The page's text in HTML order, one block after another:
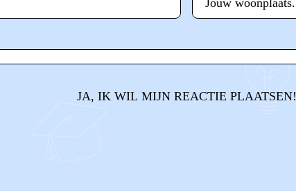
JA, IK WIL MIJN REACTIE PLAATSEN!